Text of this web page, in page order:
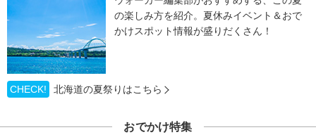
の楽しみ方を紹介。夏休みイベント＆おで
かけスポット情報が盛りだくさん！
CHECK! 北海道の夏祭りはこちら
おでかけ特集